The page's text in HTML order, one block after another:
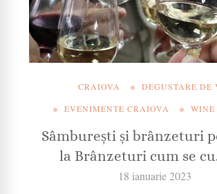
CRAIOVA
DEGUSTARE DE
EVENIMENTE CRAIOVA
WINE
Sâmburești și brânzeturi
la Brânzeturi cum se
18 ianuarie 2023